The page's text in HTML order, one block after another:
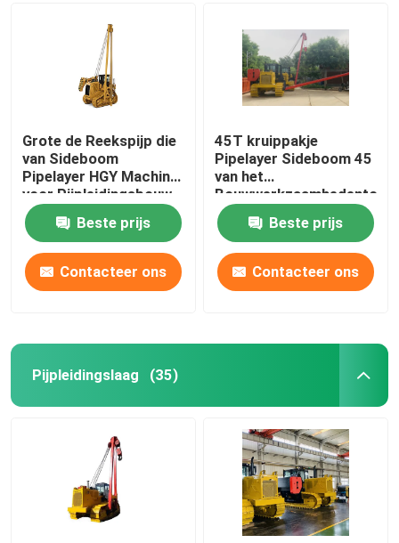
Grote de Reekspijp die
van Sideboom
Pipelayer HGY Machine
voor Pijpleidingsbouw
leggen
Beste prijs
Contacteer ons
45T kruippakje
Pipelayer Sideboom 45
van het
Bouwwerkzaamhedenton
Gebruik
Beste prijs
Contacteer ons
Pijpleidingslaag (35)